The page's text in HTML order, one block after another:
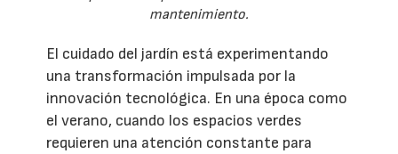
mantenimiento.
El cuidado del jardín está experimentando
una transformación impulsada por la
innovación tecnológica. En una época como
el verano, cuando los espacios verdes
requieren una atención constante para